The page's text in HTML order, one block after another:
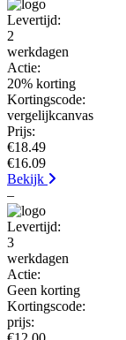
Levertijd:
2
werkdagen
Actie:
20% korting
Kortingscode:
vergelijkcanvas
Prijs:
€18.49
€16.09
Bekijk
–
Levertijd:
3
werkdagen
Actie:
Geen korting
Kortingscode:
prijs: